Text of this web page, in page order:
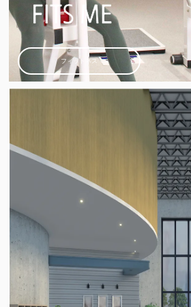
フィットネス